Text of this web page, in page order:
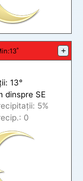
:13˚ +
13°
dinspre SE
itații: 5%
0